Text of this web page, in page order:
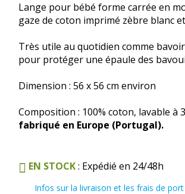
Lange pour bébé forme carrée en
gaze de coton imprimé zèbre blanc
Très utile au quotidien comme
pour protéger une épaule des
Dimension : 56 x 56 cm environ
Composition : 100% coton, lavable à
fabriqué en Europe (Portugal).
EN STOCK: Expédié en 24/48h
Infos sur la livraison et les frais de port